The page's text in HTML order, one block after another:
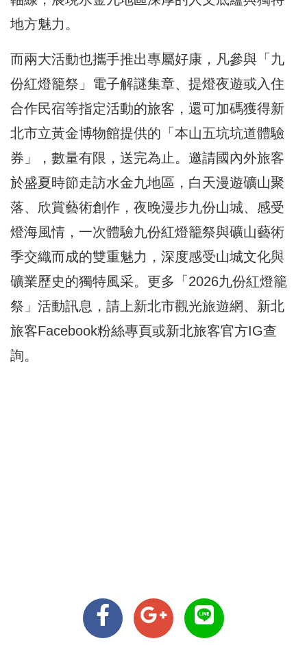
地方魅力。
而兩大活動也攜手推出專屬好康，凡參與「九
份紅燈籠祭」電子解謎集章、提燈夜遊或入住
合作民宿等指定活動的旅客，還可加碼獲得新
北市立黃金博物館提供的「本山五坑坑道體驗
券」，數量有限，送完為止。邀請國內外旅客
於盛夏時節走訪水金九地區，白天漫遊礦山聚
落、欣賞藝術創作，夜晚漫步九份山城、感受
燈海風情，一次體驗九份紅燈籠祭與礦山藝術
季交織而成的雙重魅力，深度感受山城文化與
礦業歷史的獨特風采。更多「2026九份紅燈籠
祭」活動訊息，請上新北市觀光旅遊網、新北
旅客Facebook粉絲專頁或新北旅客官方IG查
詢。